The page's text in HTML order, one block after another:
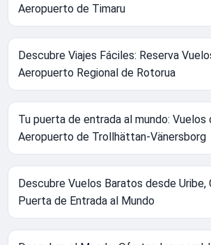
Aeropuerto de Timaru
Descubre Viajes Fáciles: Reserva
Aeropuerto Regional de Rotorua
Tu puerta de entrada al mundo: Vuelos
Aeropuerto de Trollhättan-Vänersborg
Descubre Vuelos Baratos desde Uribe,
Puerta de Entrada al Mundo